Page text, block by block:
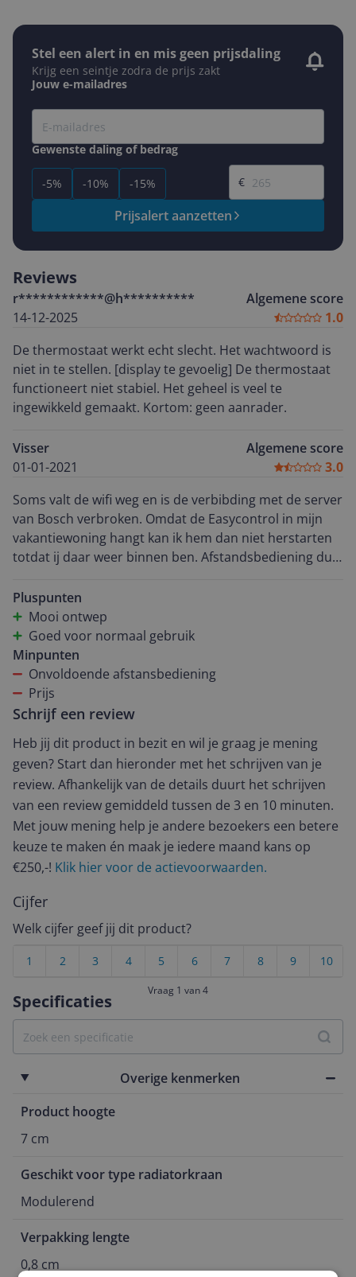
Stel een alert in en mis geen prijsdaling
Krijg een seintje zodra de prijs zakt
Jouw e-mailadres
Gewenste daling of bedrag
-5% -10% -15%
Gewenste prijs
€
Prijsalert aanzetten
Specificaties
Overige kenmerken
Product hoogte
7 cm
Geschikt voor type radiatorkraan
Modulerend
Verpakking lengte
0,8 cm
Reviews
r************@h**********
14-12-2025
Algemene score
1.0
De thermostaat werkt echt slecht. Het wachtwoord is
niet in te stellen. [display te gevoelig] De thermostaat
functioneert niet stabiel. Het geheel is veel te
ingewikkeld gemaakt. Kortom: geen aanrader.
Visser
01-01-2021
Algemene score
3.0
Soms valt de wifi weg en is de verbibding met de server
van Bosch verbroken. Omdat de Easycontrol in mijn
vakantiewoning hangt kan ik hem dan niet herstarten
totdat ij daar weer binnen ben. Afstandsbediening dus
Pluspunten
Mooi ontwep
Goed voor normaal gebruik
Minpunten
Onvoldoende afstansbediening
Prijs
Schrijf een review
Heb jij dit product in bezit en wil je graag je mening
geven? Start dan hieronder met het schrijven van je
review. Afhankelijk van de details duurt het schrijven
van een review gemiddeld tussen de 3 en 10 minuten.
Met jouw mening help je andere bezoekers een betere
keuze te maken én maak je iedere maand kans op
€250,-! Klik hier voor de actievoorwaarden.
Cijfer
Welk cijfer geef jij dit product?
10
9
8
7
6
5
4
3
2
1
Vraag 1 van 4